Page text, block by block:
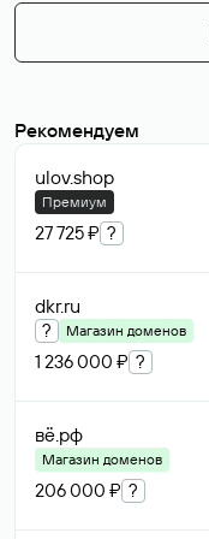
Рекомендуем
ulov.shop
Премиум
27 725 ₽ ?
dkr.ru
? Магазин доменов
1 236 000 ₽ ?
вё.рф
Магазин доменов
206 000 ₽ ?